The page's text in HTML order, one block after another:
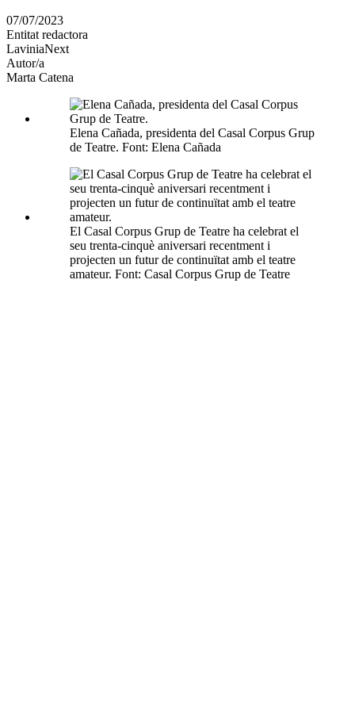
en
altres
xarxes
socials
07/07/2023
Entitat redactora
LaviniaNext
Autor/a
Marta Catena
Elena Cañada, presidenta del Casal Corpus Grup
de Teatre. Font: Elena Cañada
El Casal Corpus Grup de Teatre ha celebrat el
seu trenta-cinquè aniversari recentment i
projecten un futur de continuïtat amb el teatre
amateur. Font: Casal Corpus Grup de Teatre